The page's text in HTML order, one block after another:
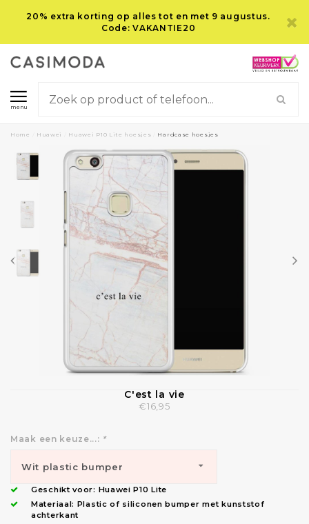
20% extra korting op alles tot en met 9 augustus.
Code: VAKANTIE20
menu
Home Huawei Huawei P10 Lite hoesjes Hardcase hoesjes
C'est la vie
€16,95
Maak een keuze...: *
Wit plastic bumper
(bescherming: zijkanten +
Geschikt voor: Huawei P10 Lite
Materiaal: Plastic of siliconen bumper met kunststof
achterkant